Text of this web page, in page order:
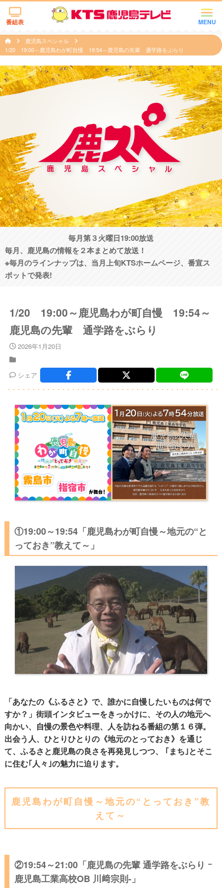
MENU
番組表
鹿児島スペシャル
1/20 19:00～鹿児島わが町自慢 19:54～鹿児島の先輩 通学路をぶらり
毎月第３火曜日19:00放送
毎月、鹿児島の情報を２本まとめて放送！
※毎月のラインナップは、当月上旬KTSホームページ、番宣ス
ポットで発表!
1/20 19:00～鹿児島わが町自慢 19:54～
鹿児島の先輩 通学路をぶらり
2026年1月20日
シェア
①19:00～19:54「鹿児島わが町自慢～地元の“と
っておき”教えて～」
「あなたの《ふるさと》で、誰かに自慢したいものは何で
すか？」街頭インタビューをきっかけに、その人の地元へ
向かい、自慢の景色や料理、人を訪ねる番組の第１６弾。
出会う人、ひとりひとりの《地元のとっておき》を通じ
て、ふるさと鹿児島の良さを再発見しつつ、 ｢まち｣とそこ
に住む｢人々｣の魅力に迫ります。
鹿児島わが町自慢～地元の“とっておき”教
えて～
②19:54～21:00「鹿児島の先輩 通学路をぶらり ｰ
鹿児島工業高校OB 川﨑宗則-」